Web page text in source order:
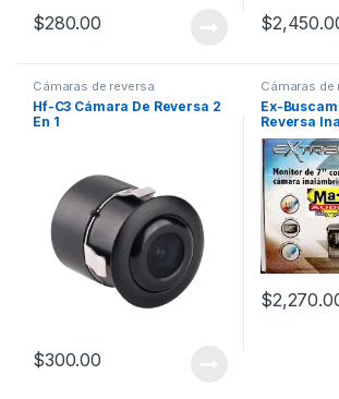
$280.00 $
Cámaras de reversa
Hf-C3 Cámara De Reversa 2
En 1
$300.00
Cámaras de
Ex-
Reversa
$